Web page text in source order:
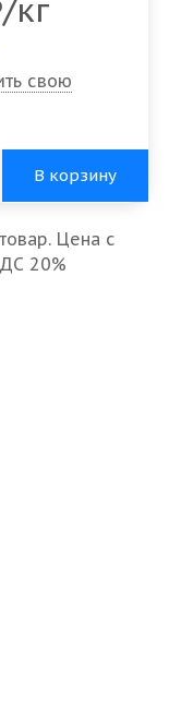
/кг
свою
В корзину
Цена с
20%